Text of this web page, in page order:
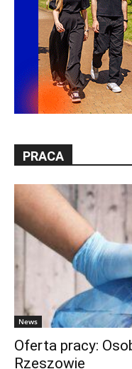
PRACA
News
Oferta pracy:
Rzeszowie